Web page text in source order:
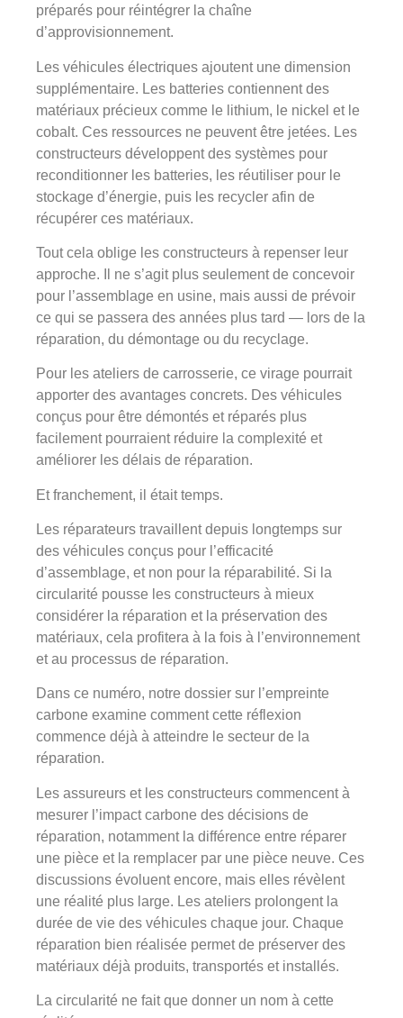
préparés pour réintégrer la chaîne
d’approvisionnement.
Les véhicules électriques ajoutent une dimension
supplémentaire. Les batteries contiennent des
matériaux précieux comme le lithium, le nickel et le
cobalt. Ces ressources ne peuvent être jetées. Les
constructeurs développent des systèmes pour
reconditionner les batteries, les réutiliser pour le
stockage d’énergie, puis les recycler afin de
récupérer ces matériaux.
Tout cela oblige les constructeurs à repenser leur
approche. Il ne s’agit plus seulement de concevoir
pour l’assemblage en usine, mais aussi de prévoir
ce qui se passera des années plus tard — lors de la
réparation, du démontage ou du recyclage.
Pour les ateliers de carrosserie, ce virage pourrait
apporter des avantages concrets. Des véhicules
conçus pour être démontés et réparés plus
facilement pourraient réduire la complexité et
améliorer les délais de réparation.
Et franchement, il était temps.
Les réparateurs travaillent depuis longtemps sur
des véhicules conçus pour l’efficacité
d’assemblage, et non pour la réparabilité. Si la
circularité pousse les constructeurs à mieux
considérer la réparation et la préservation des
matériaux, cela profitera à la fois à l’environnement
et au processus de réparation.
Dans ce numéro, notre dossier sur l’empreinte
carbone examine comment cette réflexion
commence déjà à atteindre le secteur de la
réparation.
Les assureurs et les constructeurs commencent à
mesurer l’impact carbone des décisions de
réparation, notamment la différence entre réparer
une pièce et la remplacer par une pièce neuve. Ces
discussions évoluent encore, mais elles révèlent
une réalité plus large. Les ateliers prolongent la
durée de vie des véhicules chaque jour. Chaque
réparation bien réalisée permet de préserver des
matériaux déjà produits, transportés et installés.
La circularité ne fait que donner un nom à cette